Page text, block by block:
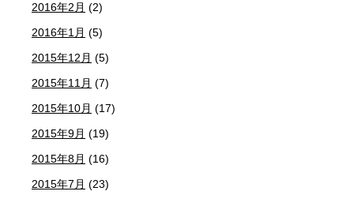
2016年2月 (2)
2016年1月 (5)
2015年12月 (5)
2015年11月 (7)
2015年10月 (17)
2015年9月 (19)
2015年8月 (16)
2015年7月 (23)